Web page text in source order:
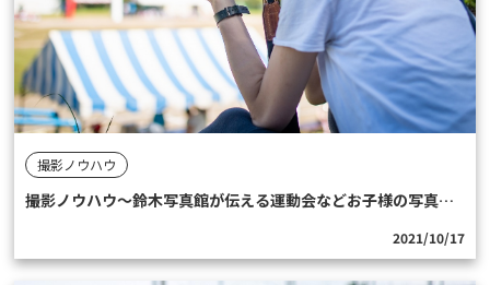
撮影ノウハウ
撮影ノウハウ〜鈴木写真館が伝える運動会などお子様の写真を撮影するコツ〜
2021/10/17